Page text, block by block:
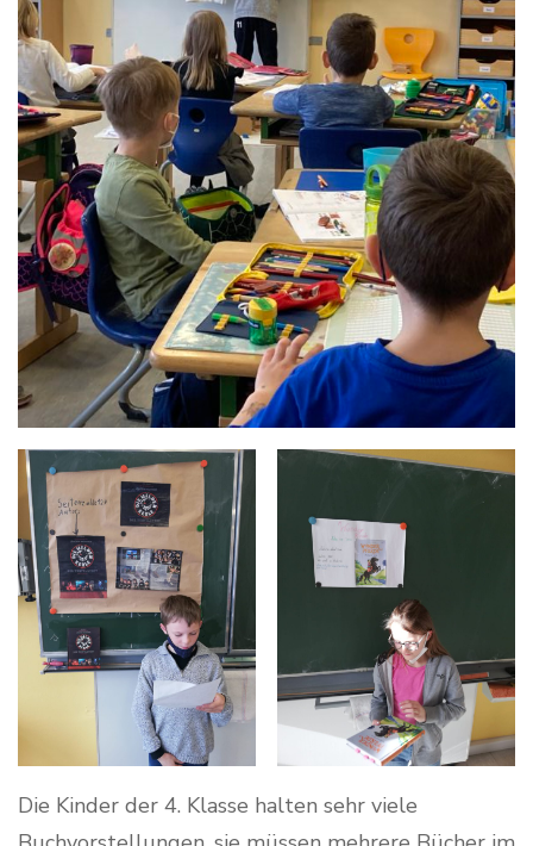
Die Kinder der 4. Klasse halten sehr viele